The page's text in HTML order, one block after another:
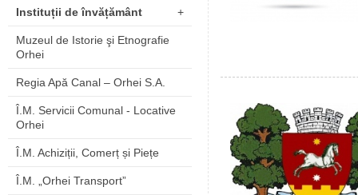
Instituții de învățământ +
Muzeul de Istorie şi Etnografie
Orhei
Regia Apă Canal – Orhei S.A.
Î.M. Servicii Comunal - Locative
Orhei
Î.M. Achiziții, Comerț și Piețe
Î.M. „Orhei Transport”